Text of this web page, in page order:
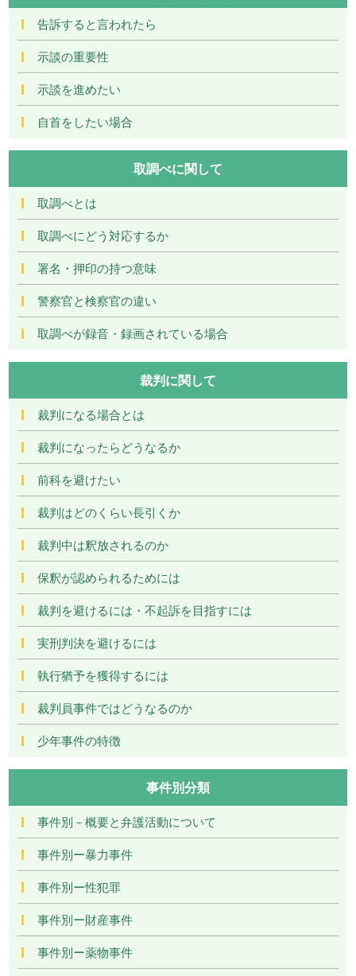
告訴すると言われたら
示談の重要性
示談を進めたい
自首をしたい場合
取調べに関して
取調べとは
取調べにどう対応するか
署名・押印の持つ意味
警察官と検察官の違い
取調べが録音・録画されている場合
裁判に関して
裁判になる場合とは
裁判になったらどうなるか
前科を避けたい
裁判はどのくらい長引くか
裁判中は釈放されるのか
保釈が認められるためには
裁判を避けるには・不起訴を目指すには
実刑判決を避けるには
執行猶予を獲得するには
裁判員事件ではどうなるのか
少年事件の特徴
事件別分類
事件別－概要と弁護活動について
事件別ー暴力事件
事件別ー性犯罪
事件別ー財産事件
事件別ー薬物事件